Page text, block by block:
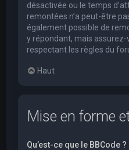
désactivée ou le temps
remontées n’a peut-être
également possible de
y répondant, mais
respectant les règles du
Haut
Mise en forme
Qu’est-ce que le BBCode ?